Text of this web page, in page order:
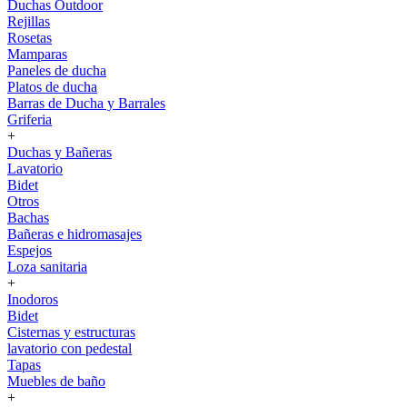
Duchas Outdoor
Rejillas
Rosetas
Mamparas
Paneles de ducha
Platos de ducha
Barras de Ducha y Barrales
Griferia
+
Duchas y Bañeras
Lavatorio
Bidet
Otros
Bachas
Bañeras e hidromasajes
Espejos
Loza sanitaria
+
Inodoros
Bidet
Cisternas y estructuras
lavatorio con pedestal
Tapas
Muebles de baño
+